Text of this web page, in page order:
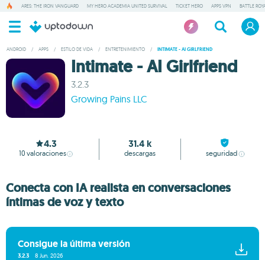
ARES: THE IRON VANGUARD MY HERO ACADEMIA UNITED SURVIVAL TICKET HERO APPS VPN BATTLE
ANDROID / APPS / ESTILO DE VIDA / ENTRETENIMIENTO / INTIMATE - AI GIRLFRIEND
Intimate - AI Girlfriend
3.2.3
Growing Pains LLC
4.3
10 valoraciones
31.4 k
descargas seguridad
Conecta con IA realista en conversaciones
íntimas de voz y texto
Consigue la última versión
3.2.3 8 Jun. 2026